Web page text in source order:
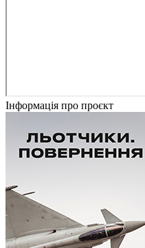
Інформація про проєкт